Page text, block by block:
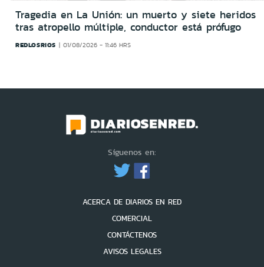
Tragedia en La Unión: un muerto y siete heridos
tras atropello múltiple, conductor está prófugo
REDLOSRIOS 01/08/2026 - 11:46 HRS
Síguenos en:
ACERCA DE DIARIOS EN RED
COMERCIAL
CONTÁCTENOS
AVISOS LEGALES